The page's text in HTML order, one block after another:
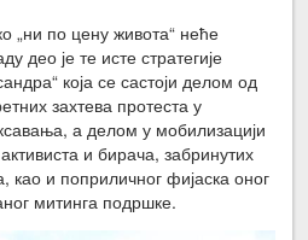
„ни по цену живота“ неће
део је те исте стратегије
која се састоји делом од
захтева протеста у
а делом у мобилизацији
и бирача, забринутих
као и поприличног фијаска оног
митинга подршке.